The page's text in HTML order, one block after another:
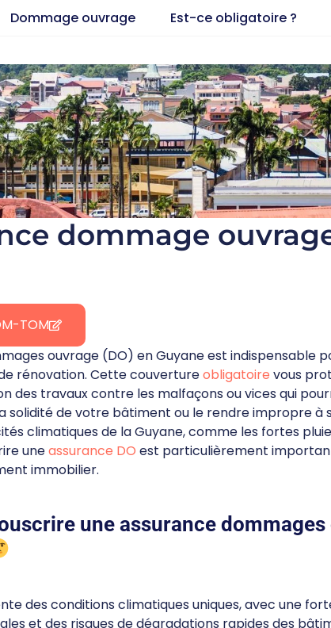
Dommage ouvrage Est-ce obligatoire ?
dommage
TOM
ouvrage (DO) en Guyane est indispensable
rénovation. Cette couvertureobligatoire vous
des travaux contre les malfaçons ou vices qui
de votre bâtiment ou le rendre impropre à
climatiques de la Guyane, comme les fortes
uneassurance DO est particulièrement
immobilier.
une assurance dommages
des conditions climatiques uniques, avec une
et des risques de dégradations rapides des